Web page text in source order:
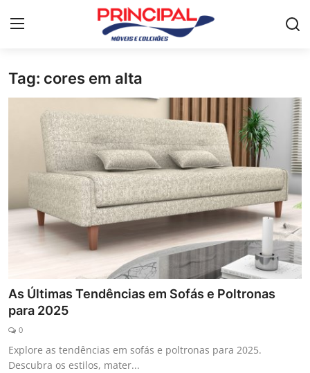
Home
Mesa de jantar
Guarda-roupa
Móveis para Sala de Estar
Colchão
Cômoda
Armário de cozinha
Camas
Galeria
Tag: cores em alta
As Últimas Tendências em Sofás e Poltronas
para 2025
0
Explore as tendências em sofás e poltronas para 2025.
Descubra os estilos, mater...